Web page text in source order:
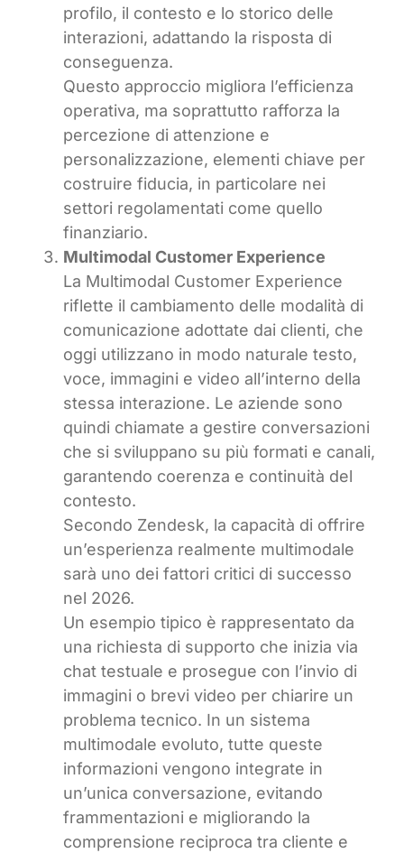
profilo, il contesto e lo storico delle
interazioni, adattando la risposta di
conseguenza.
Questo approccio migliora l’efficienza
operativa, ma soprattutto rafforza la
percezione di attenzione e
personalizzazione, elementi chiave per
costruire fiducia, in particolare nei
settori regolamentati come quello
finanziario.
Multimodal Customer Experience
La Multimodal Customer Experience
riflette il cambiamento delle modalità di
comunicazione adottate dai clienti, che
oggi utilizzano in modo naturale testo,
voce, immagini e video all’interno della
stessa interazione. Le aziende sono
quindi chiamate a gestire conversazioni
che si sviluppano su più formati e canali,
garantendo coerenza e continuità del
contesto.
Secondo Zendesk, la capacità di offrire
un’esperienza realmente multimodale
sarà uno dei fattori critici di successo
nel 2026.
Un esempio tipico è rappresentato da
una richiesta di supporto che inizia via
chat testuale e prosegue con l’invio di
immagini o brevi video per chiarire un
problema tecnico. In un sistema
multimodale evoluto, tutte queste
informazioni vengono integrate in
un’unica conversazione, evitando
frammentazioni e migliorando la
comprensione reciproca tra cliente e